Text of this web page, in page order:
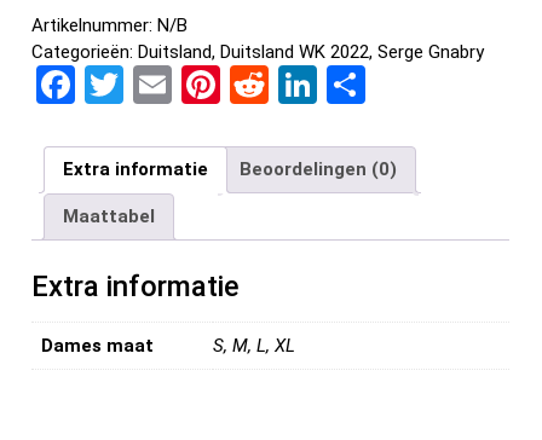
Artikelnummer:N/B
Categorieën:Duitsland,Duitsland WK 2022,Serge Gnabry
F
ce
b
o
o
k
T
tt
er
E
ail
Pi
er
es
t
R
d
di
t
Li
ke
dI
n
e
n
Extra informatie Beoordelingen (0)
Maattabel
Extra informatie
Dames maat S, M, L, XL